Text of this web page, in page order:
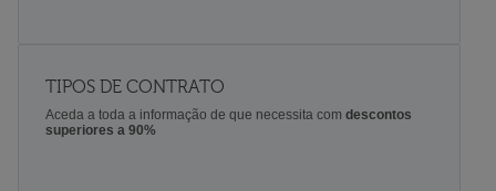
TIPOS DE CONTRATO
Aceda a toda a informação de que necessita com descontos
superiores a 90%